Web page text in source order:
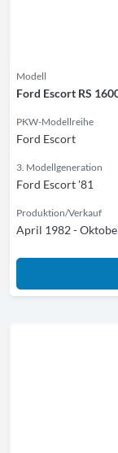
Modell
Ford Escort RS
PKW-Modellreihe
Ford Escort
3. Modellgeneration
Ford Escort '81
Produktion/Verkauf
April 1982 -